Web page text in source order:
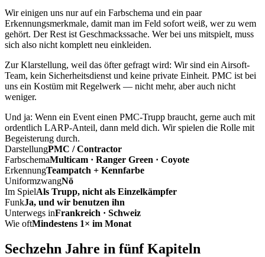
Wir einigen uns nur auf ein Farbschema und ein paar
Erkennungsmerkmale, damit man im Feld sofort weiß, wer zu wem
gehört. Der Rest ist Geschmackssache. Wer bei uns mitspielt, muss
sich also nicht komplett neu einkleiden.
Zur Klarstellung, weil das öfter gefragt wird: Wir sind ein Airsoft-
Team, kein Sicherheitsdienst und keine private Einheit. PMC ist bei
uns ein Kostüm mit Regelwerk — nicht mehr, aber auch nicht
weniger.
Und ja: Wenn ein Event einen PMC-Trupp braucht, gerne auch mit
ordentlich LARP-Anteil, dann meld dich. Wir spielen die Rolle mit
Begeisterung durch.
DarstellungPMC / Contractor
FarbschemaMulticam · Ranger Green · Coyote
ErkennungTeampatch + Kennfarbe
UniformzwangNö
Im SpielAls Trupp, nicht als Einzelkämpfer
FunkJa, und wir benutzen ihn
Unterwegs inFrankreich · Schweiz
Wie oftMindestens 1× im Monat
Sechzehn Jahre in fünf Kapiteln